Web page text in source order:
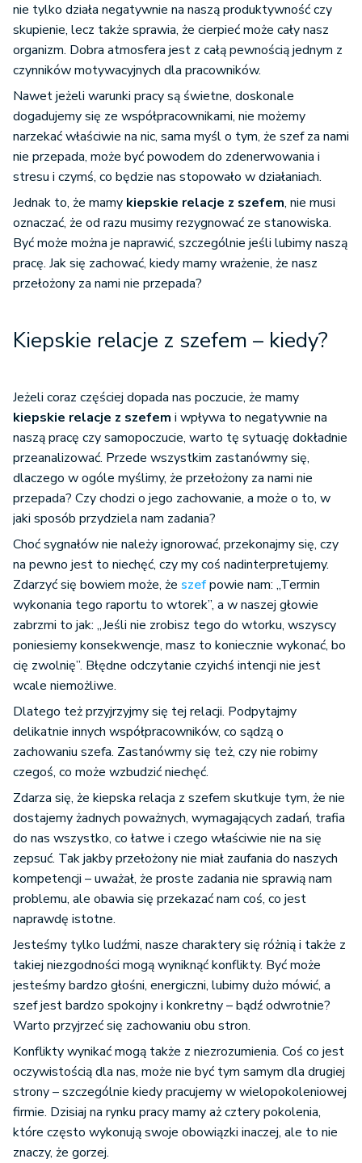
nie tylko działa negatywnie na naszą produktywność czy
skupienie, lecz także sprawia, że cierpieć może cały nasz
organizm. Dobra atmosfera jest z całą pewnością jednym z
czynników motywacyjnych dla pracowników.
Nawet jeżeli warunki pracy są świetne, doskonale
dogadujemy się ze współpracownikami, nie możemy
narzekać właściwie na nic, sama myśl o tym, że szef za nami
nie przepada, może być powodem do zdenerwowania i
stresu i czymś, co będzie nas stopowało w działaniach.
Jednak to, że mamy kiepskie relacje z szefem, nie musi
oznaczać, że od razu musimy rezygnować ze stanowiska.
Być może można je naprawić, szczególnie jeśli lubimy naszą
pracę. Jak się zachować, kiedy mamy wrażenie, że nasz
przełożony za nami nie przepada?
Kiepskie relacje z szefem – kiedy?
Jeżeli coraz częściej dopada nas poczucie, że mamy
kiepskie relacje z szefem i wpływa to negatywnie na
naszą pracę czy samopoczucie, warto tę sytuację dokładnie
przeanalizować. Przede wszystkim zastanówmy się,
dlaczego w ogóle myślimy, że przełożony za nami nie
przepada? Czy chodzi o jego zachowanie, a może o to, w
jaki sposób przydziela nam zadania?
Choć sygnałów nie należy ignorować, przekonajmy się, czy
na pewno jest to niechęć, czy my coś nadinterpretujemy.
Zdarzyć się bowiem może, że szefpowie nam: „Termin
wykonania tego raportu to wtorek”, a w naszej głowie
zabrzmi to jak: „Jeśli nie zrobisz tego do wtorku, wszyscy
poniesiemy konsekwencje, masz to koniecznie wykonać, bo
cię zwolnię”. Błędne odczytanie czyichś intencji nie jest
wcale niemożliwe.
Dlatego też przyjrzyjmy się tej relacji. Podpytajmy
delikatnie innych współpracowników, co sądzą o
zachowaniu szefa. Zastanówmy się też, czy nie robimy
czegoś, co może wzbudzić niechęć.
Zdarza się, że kiepska relacja z szefem skutkuje tym, że nie
dostajemy żadnych poważnych, wymagających zadań, trafia
do nas wszystko, co łatwe i czego właściwie nie na się
zepsuć. Tak jakby przełożony nie miał zaufania do naszych
kompetencji – uważał, że proste zadania nie sprawią nam
problemu, ale obawia się przekazać nam coś, co jest
naprawdę istotne.
Jesteśmy tylko ludźmi, nasze charaktery się różnią i także z
takiej niezgodności mogą wyniknąć konflikty. Być może
jesteśmy bardzo głośni, energiczni, lubimy dużo mówić, a
szef jest bardzo spokojny i konkretny – bądź odwrotnie?
Warto przyjrzeć się zachowaniu obu stron.
Konflikty wynikać mogą także z niezrozumienia. Coś co jest
oczywistością dla nas, może nie być tym samym dla drugiej
strony – szczególnie kiedy pracujemy w wielopokoleniowej
firmie. Dzisiaj na rynku pracy mamy aż cztery pokolenia,
które często wykonują swoje obowiązki inaczej, ale to nie
znaczy, że gorzej.